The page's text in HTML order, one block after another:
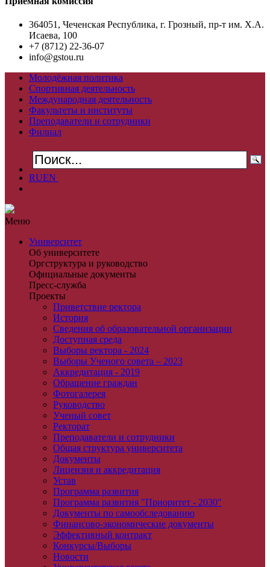
364051, Чеченская Республика, г. Грозный, пр-т им. Х.А.
Исаева, 100
+7 (8712) 22-36-07
info@gstou.ru
Молодёжная политика
Спортивная деятельность
Международная деятельность
Факультеты и институты
Преподаватели и сотрудники
Филиал
RUEN
Меню
Университет
Об университете
Оргструктура и руководство
Официальные документы
Пресс-служба
Проекты
Приветствие ректора
История
Сведения об образовательной организации
Доступная среда
Выборы ректора - 2024
Выборы Ученого совета – 2023
Аккредитация - 2019
Обращение граждан
Фотогалерея
Руководство
Ученый совет
Ректорат
Преподаватели и сотрудники
Общая структура университета
Документы
Лицензия и аккредитация
Устав
Программа развития
Программа развития "Приоритет - 2030"
Документы по самообследованию
Финансово-экономические документы
Эффективный контракт
Конкурсы/Выборы
Новости